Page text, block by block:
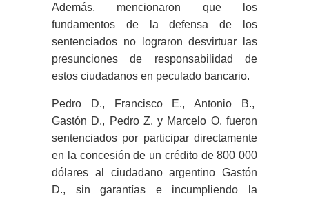
Además, mencionaron que los
fundamentos de la defensa de los
sentenciados no lograron desvirtuar las
presunciones de responsabilidad de
estos ciudadanos en peculado bancario.
Pedro D., Francisco E., Antonio B.,
Gastón D., Pedro Z. y Marcelo O. fueron
sentenciados por participar directamente
en la concesión de un crédito de 800 000
dólares al ciudadano argentino Gastón
D., sin garantías e incumpliendo la